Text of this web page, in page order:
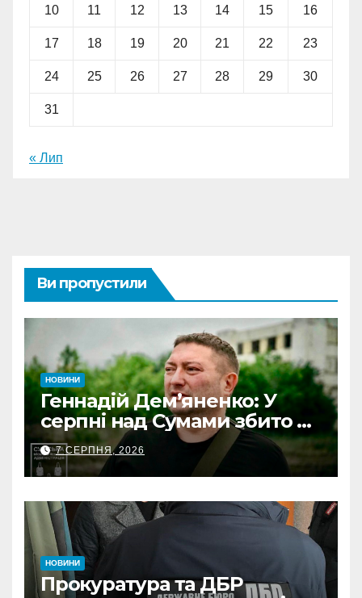
10 11 12 13 14 15 16
17 18 19 20 21 22 23
24 25 26 27 28 29 30
31
« Лип
Ви пропустили
НОВИНИ
Геннадій Дем’яненко: У
серпні над Сумами збито 6
КАБів
7 СЕРПНЯ, 2026
НОВИНИ
Прокуратура та ДБР